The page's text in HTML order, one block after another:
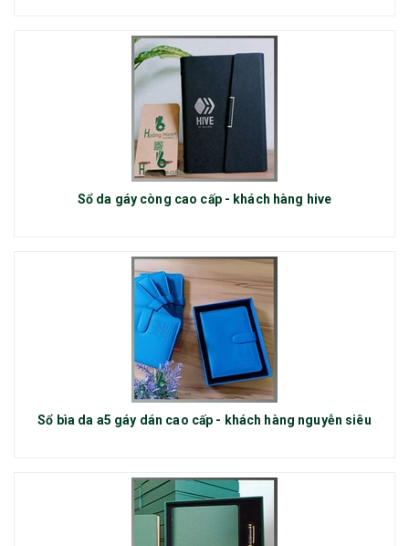
Sổ da gáy còng cao cấp - khách hàng hive
Sổ bìa da a5 gáy dán cao cấp - khách hàng nguyễn siêu